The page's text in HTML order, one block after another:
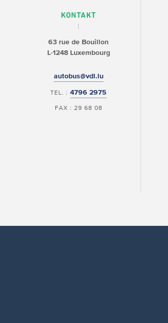
KONTAKT
63 rue de Bouillon
L-1248 Luxembourg
autobus@vdl.lu
TEL. :4796 2975
FAX : 29 68 08